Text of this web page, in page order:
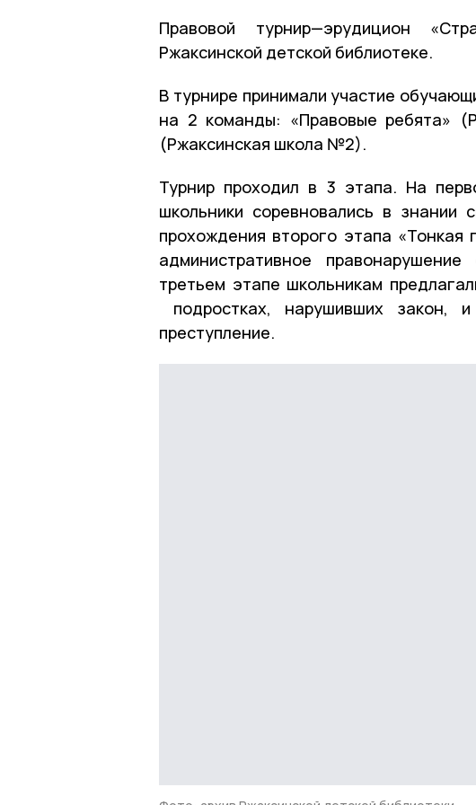
Правовой турнир—эрудицион
Ржаксинской детской библиотеке.
В турнире принимали участие
на 2 команды: «Правовые ребята»
(Ржаксинская школа №2).
Турнир проходил в 3 этапа. На
школьники соревновались в знании
прохождения второго этапа
административное
третьем этапе школьникам
подростках, нарушивших закон,
преступление.